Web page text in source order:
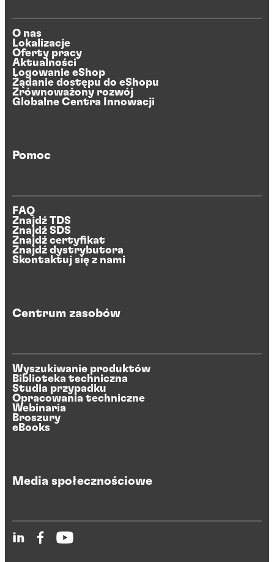
O nas
Lokalizacje
Oferty pracy
Aktualności
Logowanie eShop
Żądanie dostępu do eShopu
Zrównoważony rozwój
Globalne Centra Innowacji
Pomoc
FAQ
Znajdź TDS
Znajdź SDS
Znajdź certyfikat
Znajdź dystrybutora
Skontaktuj się z nami
Centrum zasobów
Wyszukiwanie produktów
Biblioteka techniczna
Studia przypadku
Opracowania techniczne
Webinaria
Broszury
eBooks
Media społecznościowe